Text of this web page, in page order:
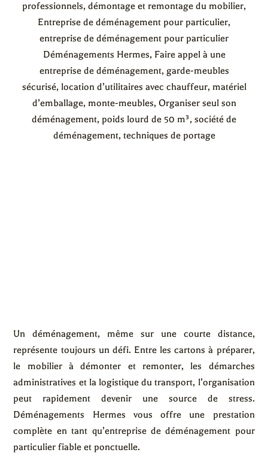
professionnels, démontage et remontage du mobilier,
Entreprise de déménagement pour particulier,
entreprise de déménagement pour particulier
Déménagements Hermes, Faire appel à une
entreprise de déménagement, garde-meubles
sécurisé, location d’utilitaires avec chauffeur, matériel
d’emballage, monte-meubles, Organiser seul son
déménagement, poids lourd de 50 m³, société de
déménagement, techniques de portage
Un déménagement, même sur une courte distance,
représente toujours un défi. Entre les cartons à préparer,
le mobilier à démonter et remonter, les démarches
administratives et la logistique du transport, l’organisation
peut rapidement devenir une source de stress.
Déménagements Hermes vous offre une prestation
complète en tant qu’entreprise de déménagement pour
particulier fiable et ponctuelle.